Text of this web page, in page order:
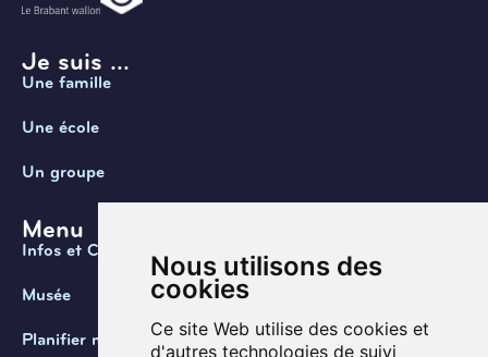
Nous utilisons des
cookies
Ce site Web utilise des cookies et
d'autres technologies de suivi
Je suis ...
Une famille
Une école
Un groupe
Menu
Infos et Contact
Musée
Planifier ma visite